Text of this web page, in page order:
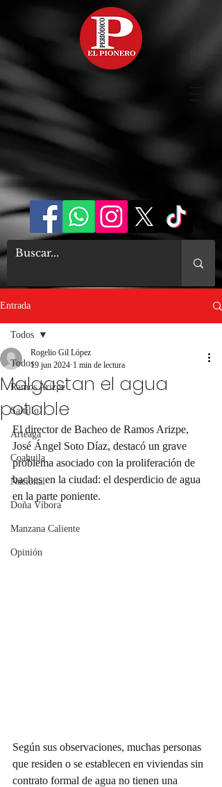
Entrada
Todos
Ramos Arizpe
Saltillo
Arteaga
Coahuila
Nacional
Doña Víbora
Manzana Caliente
Opinión
Todos
Malgastan el agua
potable
Rogelio Gil López
19 jun 2024 1 min de lectura
El director de Bacheo de Ramos Arizpe,
José Ángel Soto Díaz, destacó un grave
problema asociado con la proliferación de
baches en la ciudad: el desperdicio de agua
en la parte poniente.
Según sus observaciones, muchas personas
que residen o se establecen en viviendas sin
contrato formal de agua no tienen una